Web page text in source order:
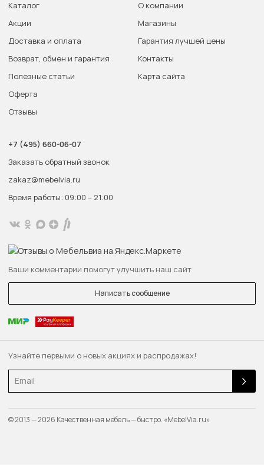
Узнайте первыми о новых акциях и распродажах!
Каталог
Акции
Доставка и оплата
Возврат, обмен и гарантия
Полезные статьи
Оферта
Отзывы
О компании
Магазины
Гарантия лучшей цены
Контакты
Карта сайта
+7 (495) 660-06-07
Заказать обратный звонок
zakaz@mebelvia.ru
Время работы: 09:00 – 21:00
Ваши комментарии помогут улучшить наш сайт
Написать сообщение
© 2013 — 2026 Качественная мебель — быстро. «MebelVia.ru»